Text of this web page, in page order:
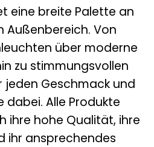
eine breite Palette an
Außenbereich. Von
über moderne
zu stimmungsvollen
jeden Geschmack und
dabei. Alle Produkte
ihre hohe Qualität, ihre
ihr ansprechendes